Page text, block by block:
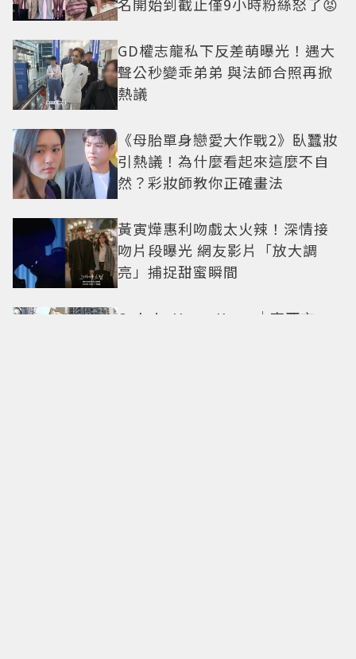
GD權志龍私下反差萌曝光！遇大
聲公秒變乖弟弟 與法師合照再掀
熱議
《母胎單身戀愛大作戰2》臥蠶妝
引熱議！為什麼看起來這麼不自
然？彩妝師教你正確畫法
黃寅燁惠利吻戲太火辣！深情接
吻片段曝光 網友影片「放大調
亮」捕捉甜蜜瞬間
Only in Hong Kong｜東西交